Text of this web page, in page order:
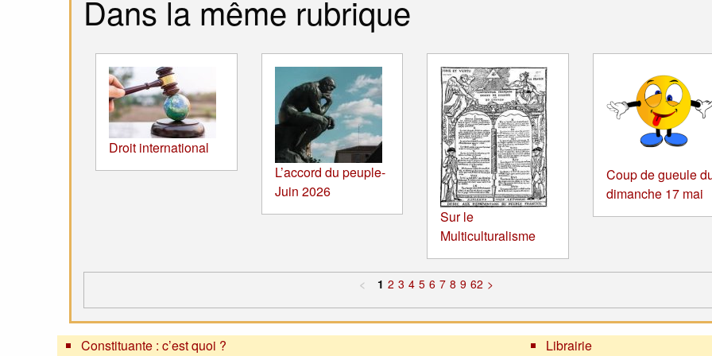
Dans la même rubrique
Droit international
L’accord du peuple-
Juin 2026
Sur le
Multiculturalisme
Coup de gueule
dimanche 17 mai
< 1 2 3 4 5 6 7 8 9 62 >
Constituante : c’est quoi ? Librairie